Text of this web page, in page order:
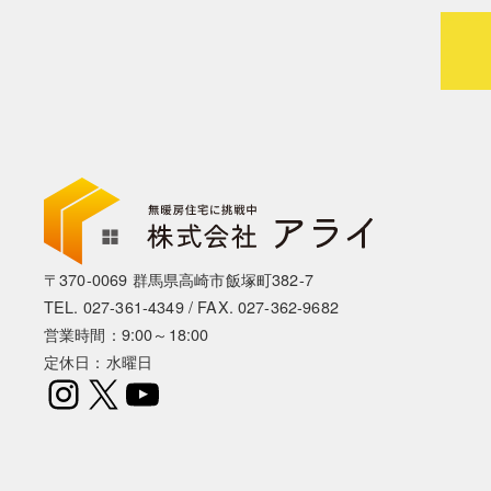
〒370-0069 群馬県高崎市飯塚町382-7
TEL. 027-361-4349/ FAX. 027-362-9682
営業時間：9:00～18:00
定休日：水曜日
Instagram
X YouTube